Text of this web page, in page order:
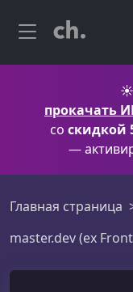
☀️
прокачать
со скидкой
—
Главная страница
master.dev (ex